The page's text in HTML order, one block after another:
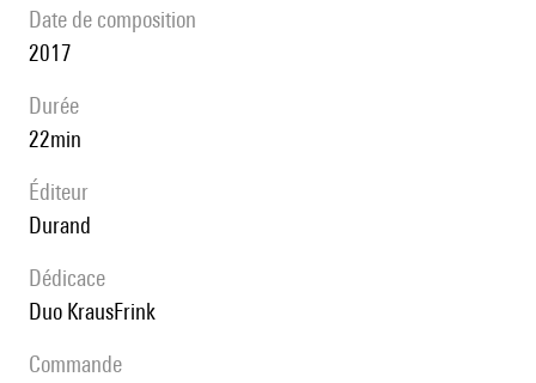
date de composition
2017
durée
22min
éditeur
Durand
Dédicace
duo KrausFrink
Commande